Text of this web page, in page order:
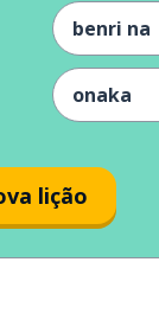
benri na
onaka
koko
daisuki
lição